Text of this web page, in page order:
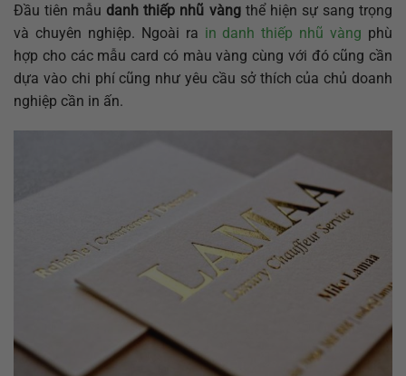
Đầu tiên mẫu danh thiếp nhũ vàngthể hiện sự sang trọng
và chuyên nghiệp. Ngoài ra in danh thiếp nhũ vàng phù
hợp cho các mẫu card có màu vàng cùng với đó cũng cần
dựa vào chi phí cũng như yêu cầu sở thích của chủ doanh
nghiệp cần in ấn.